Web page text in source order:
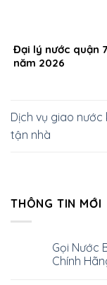
Đại lý nước quận
năm 2026
Dịch vụ giao nước
tận nhà
THÔNG TIN MỚI
Gọi Nước
Chính